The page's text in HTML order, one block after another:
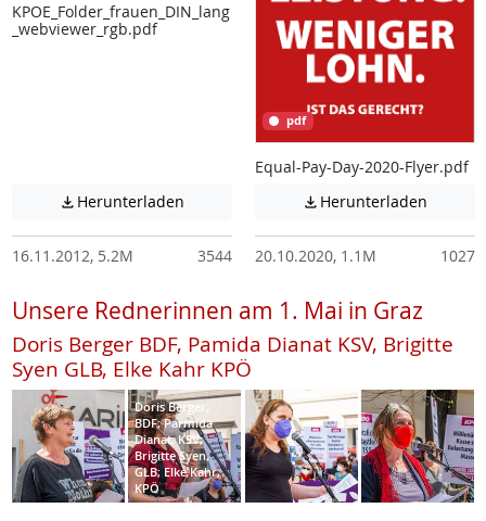
KPOE_Folder_frauen_DIN_lang
_webviewer_rgb.pdf
 Herunterladen Achtung: Diese Datei enthält unter
16.11.2012, 5.2M 3544
pdf
Equal-Pay-Day-2020-Flyer.pdf
 Herunterladen
20.10.2020, 1.1M 1027
Unsere Rednerinnen am 1. Mai in Graz
Doris Berger BDF, Pamida Dianat KSV, Brigitte
Syen GLB, Elke Kahr KPÖ
Doris Berger,
BDF; Parmida
Dianat, KSV;
Brigitte Syen,
GLB; Elke Kahr,
KPÖ